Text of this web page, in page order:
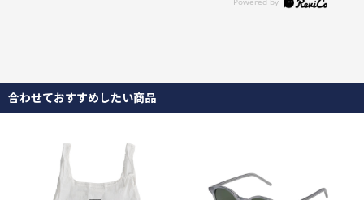
合わせておすすめしたい商品